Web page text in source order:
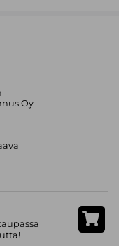
Oy